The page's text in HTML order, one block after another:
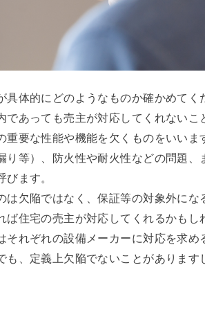
体的にどのようなものか確かめてく
あっても売主が対応してくれないこ
要な性能や機能を欠くものをいいま
り等）、防火性や耐火性などの問題、
ます。
欠陥ではなく、保証等の対象外にな
ば住宅の売主が対応してくれるかもし
れぞれの設備メーカーに対応を求め
も、定義上欠陥でないことがあります